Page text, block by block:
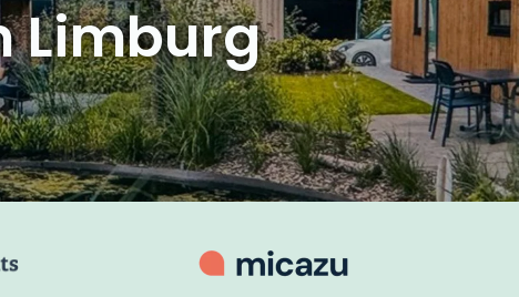
Limburg